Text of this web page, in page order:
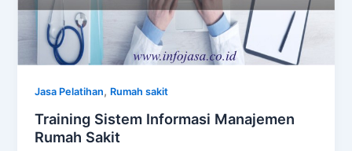
Jasa Pelatihan, Rumah sakit
Training Sistem Informasi Manajemen
Rumah Sakit